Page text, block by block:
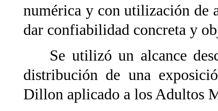
numérica y con utilización de
dar confiabilidad concreta y
Se utilizó un alcance
distribución de una
Dillon aplicado a los Adultos